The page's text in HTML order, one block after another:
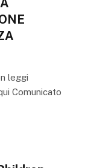
leggi
Comunicato